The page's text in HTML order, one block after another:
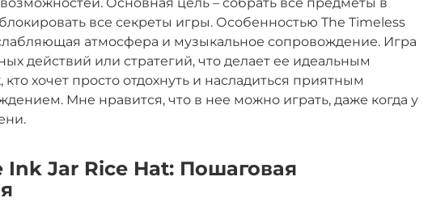
все секреты игры. Особенностью The Timeless
атмосфера и музыкальное сопровождение. Игра
действий или стратегий, что делает ее идеальным
хочет просто отдохнуть и насладиться приятным
Мне нравится, что в нее можно играть, даже когда у
Ink Jar Rice Hat: Пошаговая